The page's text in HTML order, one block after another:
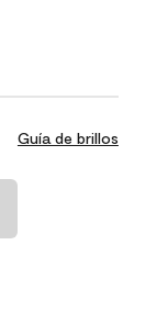
Guía de brillos